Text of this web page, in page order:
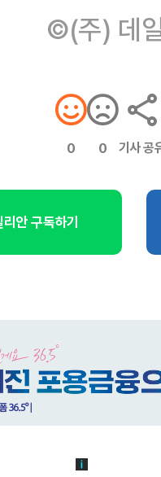
©(주) 데
0 0 기사 공
안 구독하기